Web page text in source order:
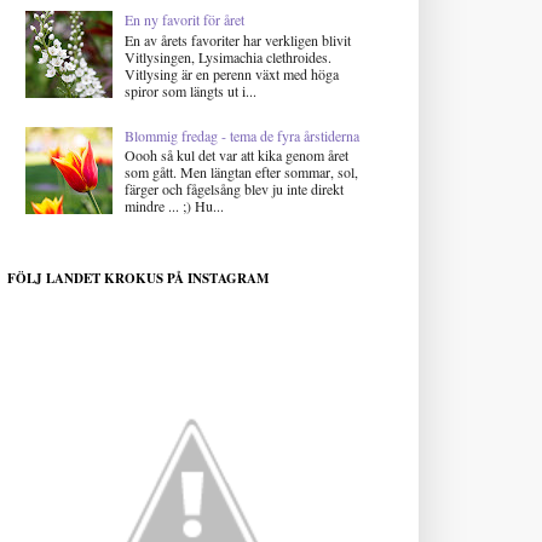
En ny favorit för året
En av årets favoriter har verkligen blivit
Vitlysingen, Lysimachia clethroides.
Vitlysing är en perenn växt med höga
spiror som längts ut i...
Blommig fredag - tema de fyra årstiderna
Oooh så kul det var att kika genom året
som gått. Men längtan efter sommar, sol,
färger och fågelsång blev ju inte direkt
mindre ... ;) Hu...
FÖLJ LANDET KROKUS PÅ INSTAGRAM